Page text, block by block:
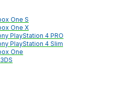
One S
One X
PlayStation 4 PRO
PlayStation 4 Slim
One